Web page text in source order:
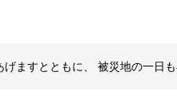
ますとともに、 被災地の一日